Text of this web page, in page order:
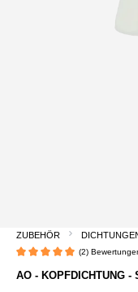
ZUBEHÖR
(2)
AO - KOPFDICHTUNG -